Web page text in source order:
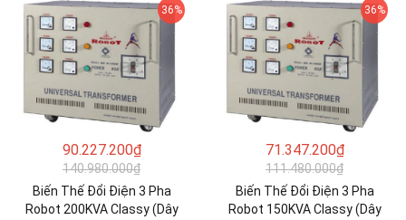
90.227.200₫
140.980.000₫
Biến Thế Đổi Điện 3 Pha
Robot 200KVA Classy (Dây
36%
71.347.200₫
111.480.000₫
Biến Thế Đổi Điện 3 Pha
Robot 150KVA Classy (Dây
36%